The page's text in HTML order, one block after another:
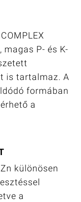
magas P- és K-
is tartalmaz. A
formában
a
különösen
a